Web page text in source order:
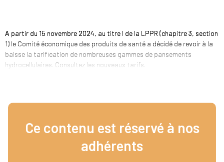
A partir du 15 novembre 2024, au titre I de la LPPR (chapitre 3, section
1) le Comité économique des produits de santé a décidé de revoir à la
baisse la tarification de nombreuses gammes de pansements
hydrocellulaires. Consultez les nouveaux tarifs.
Ce contenu est réservé à nos
adhérents​